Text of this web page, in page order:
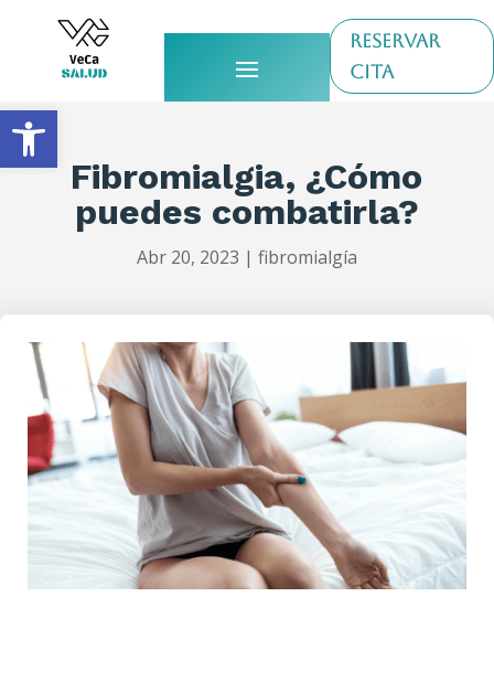
Abrir barra de herramientas
RESERVAR
CITA
Fibromialgia, ¿Cómo
puedes combatirla?
Abr 20, 2023 | fibromialgía